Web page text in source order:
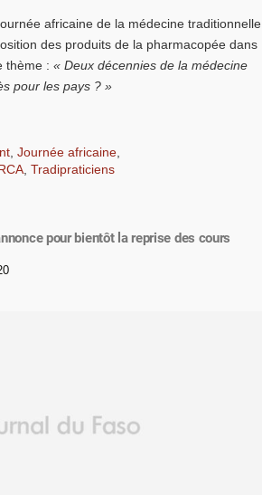
africaine de la médecine traditionnelle
des produits de la pharmacopée dans
thème : « Deux décennies de la médecine
pour les pays ? »
Journée africaine
Tradipraticiens
pour bientôt la reprise des cours